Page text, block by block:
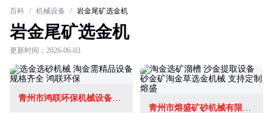
百科 / 机械设备 / 岩金尾矿选金机
岩金尾矿选金机
更新时间：2026-06-03
青州市鸿联环保机械设备有限公司
青州市熔盛矿砂机械有限公司